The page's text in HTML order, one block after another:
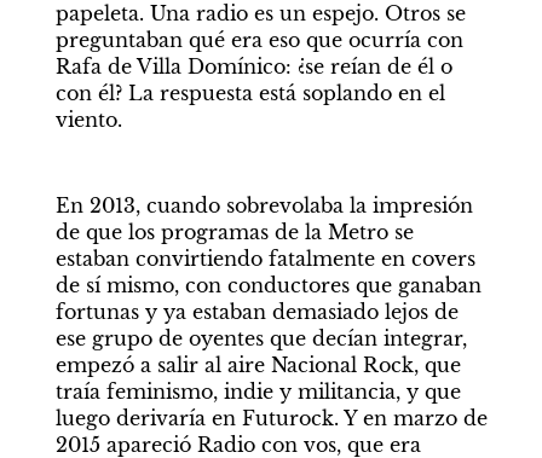
papeleta. Una radio es un espejo. Otros se
preguntaban qué era eso que ocurría con
Rafa de Villa Domínico: ¿se reían de él o
con él? La respuesta está soplando en el
viento.
En 2013, cuando sobrevolaba la impresión
de que los programas de la Metro se
estaban convirtiendo fatalmente en covers
de sí mismo, con conductores que ganaban
fortunas y ya estaban demasiado lejos de
ese grupo de oyentes que decían integrar,
empezó a salir al aire Nacional Rock, que
traía feminismo, indie y militancia, y que
luego derivaría en Futurock. Y en marzo de
2015 apareció Radio con vos, que era